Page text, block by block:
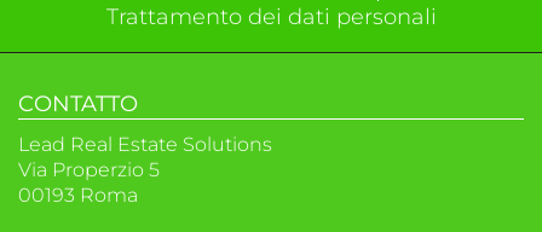
Trattamento dei dati personali
CONTATTO
Lead Real Estate Solutions
Via Properzio 5
00193 Roma